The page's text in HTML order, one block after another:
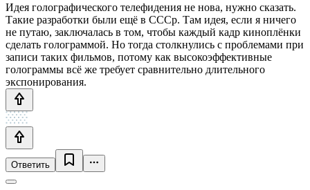
Идея голографического телефидения не нова, нужно сказать.
Такие разработки были ещё в СССр. Там идея, если я ничего
не путаю, заключалась в том, чтобы каждый кадр киноплёнки
сделать голограммой. Но тогда столкнулись с проблемами при
записи таких фильмов, потому как высокоэффективные
голограммы всё же требует сравнительно длительного
экспонирования.
Ответить